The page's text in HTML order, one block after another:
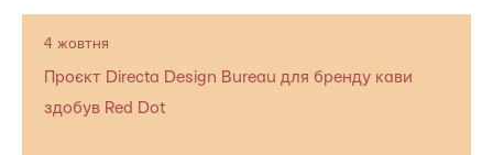
4 жовтня
Проєкт Directa Design Bureau для бренду кави
здобув Red Dot